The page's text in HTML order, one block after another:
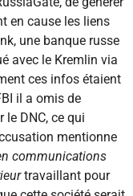
en cause les liens
une banque russe
avec le Kremlin via
ces infos étaient
il a omis de
DNC, ce qui
mentionne
communications
travaillant pour